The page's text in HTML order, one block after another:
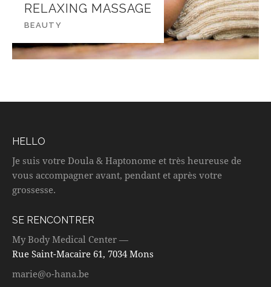
RELAXING MASSAGE
BEAUTY
HELLO
Je suis votre Doula & Haptonome et très heureuse de
vous accompagner avant, pendant et après votre
grossesse.
SE RENCONTRER
My Body Medical Center —
Rue Saint-Macaire 61, 7034 Mons
marie@o-hana.be